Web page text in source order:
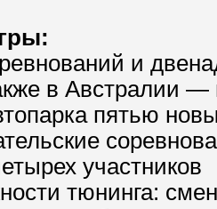
и
в Австралии
пятью
участников
тюнинга: